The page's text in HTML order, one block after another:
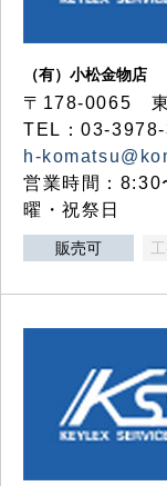
（有）小松金物店
〒178-0065 東
TEL：03-
h-
営業時間：8:30
曜・祝祭日
販売可